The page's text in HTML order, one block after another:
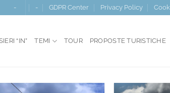
- - GDPR Center Privacy Policy
“IN” TEMI TOUR PROPOSTE TURISTICHE